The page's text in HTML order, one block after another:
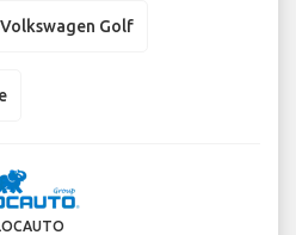
Volkswagen Golf